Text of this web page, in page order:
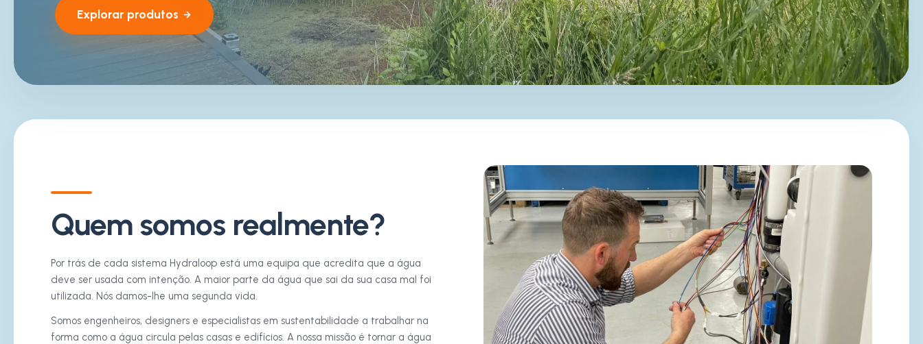
Explorar produtos
Quem somos realmente?
Por trás de cada sistema Hydraloop está uma equipa que acredita que a água
deve ser usada com intenção. A maior parte da água que sai da sua casa mal foi
utilizada. Nós damos-lhe uma segunda vida.
Somos engenheiros, designers e especialistas em sustentabilidade a trabalhar na
forma como a água circula pelas casas e edifícios. A nossa missão é tornar a água